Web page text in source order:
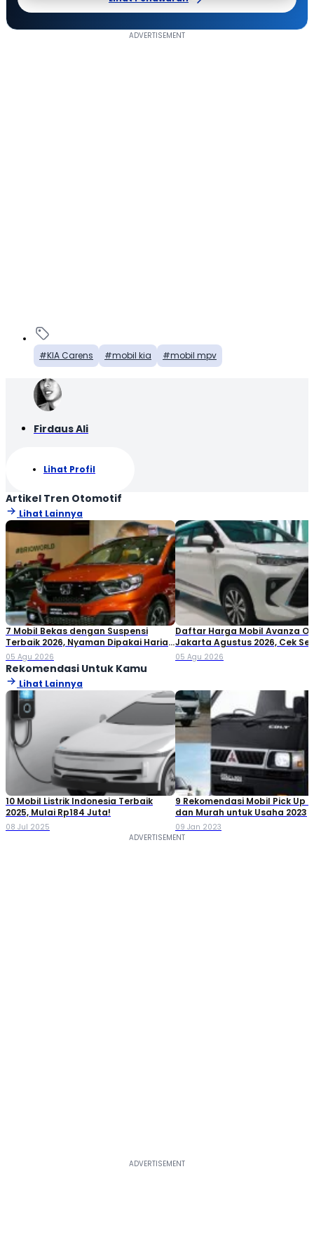
KIA Carens mobil kia mobil mpv
Firdaus Ali
Lihat Profil
Artikel Tren Otomotif
Lihat Lainnya
7 Mobil Bekas dengan Suspensi
Terbaik 2026, Nyaman Dipakai Harian
hingga Perjalanan Jauh
05 Agu 2026
Daftar Harga Mobil Avanza
Jakarta Agustus 2026, Cek
Variannya!
05 Agu 2026
Rekomendasi Untuk Kamu
Lihat Lainnya
10 Mobil Listrik Indonesia Terbaik
2025, Mulai Rp184 Juta!
08 Jul 2025
9 Rekomendasi Mobil Pick Up
dan Murah untuk Usaha 2023
09 Jan 2023